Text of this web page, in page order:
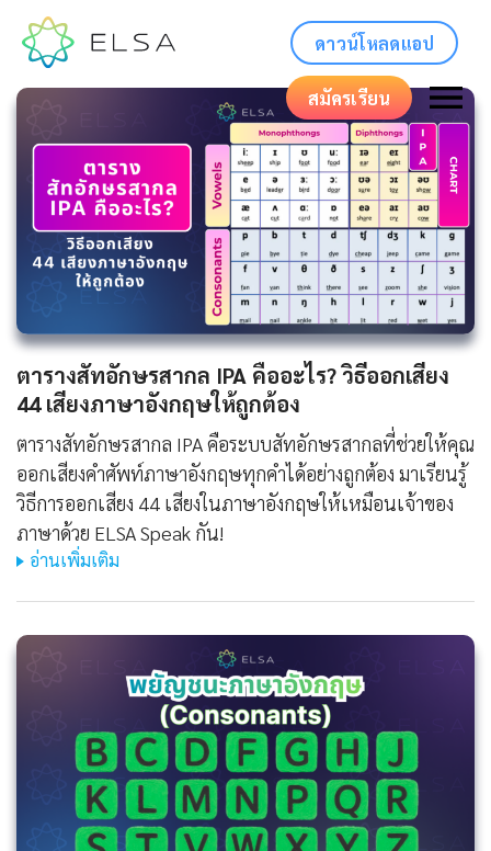
ดาวน์โหลดแอป
สมัครเรียน
ตารางสัทอักษรสากล IPA คืออะไร? วิธีออกเสียง
44 เสียงภาษาอังกฤษให้ถูกต้อง
ตารางสัทอักษรสากล IPA คือระบบสัทอักษรสากลที่ช่วยให้คุณ
ออกเสียงคำศัพท์ภาษาอังกฤษทุกคำได้อย่างถูกต้อง มาเรียนรู้
วิธีการออกเสียง 44 เสียงในภาษาอังกฤษให้เหมือนเจ้าของ
ภาษาด้วย ELSA Speak กัน!
อ่านเพิ่มเติม